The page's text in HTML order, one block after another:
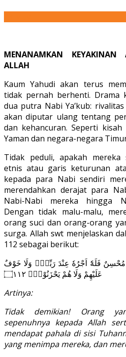
MENANAMKAN KEYAKINAN
ALLAH
Kaum Yahudi akan terus
tidak pernah berhenti. Drama
dua putra Nabi Ya’kub:
akan diputar ulang tentang
dan kehancuran. Seperti
Yaman dan negara-negara
Tidak peduli, apakah mereka
etnis atau garis keturunan
kepada para Nabi sendiri
merendahkan derajat para
Nabi-Nabi mereka hingga
Dengan tidak malu-malu,
orang suci dan orang-orang
surga. Allah swt menjelaskan
112 sebagai berikut:
مُحْسِنٌ فَلَهٗٓ اَجْرُهٗ عِنْدَ رَبِّهٖۖ وَلَا خَوْفٌ
عَلَيْهِمْ وَلَا هُمْ يَحْزَنُوْنَࣖ ۝١١٢
Artinya:
Tidak demikian! Orang
sepenuhnya kepada Allah
mendapat pahala di sisi
yang menimpa mereka, dan